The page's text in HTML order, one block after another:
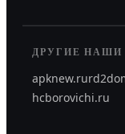
ДРУГИЕ
apknew.ru
hcborovichi.ru